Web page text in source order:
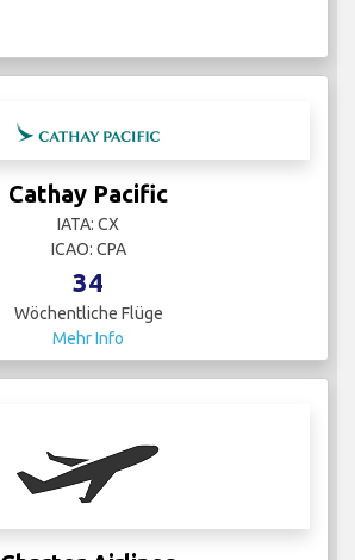
Cathay Pacific
IATA: CX
ICAO: CPA
34
Wöchentliche Flüge
Mehr Info